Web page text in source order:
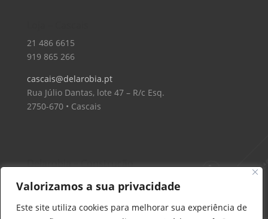
Valorizamos a sua privacidade
Este site utiliza cookies para melhorar sua experiência de
21 486 6615
919 865 266
cascais@delarobia.pt
Rua Júlio Dantas, lote 47 – R/c Esq.
2750-670 • Cascais
Delarobia – Construção
912 441 514
construcao@delarobia.pt